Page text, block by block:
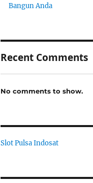
Bangun Anda
Recent Comments
No comments to show.
Slot Pulsa Indosat